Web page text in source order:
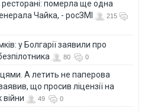
померла ще одна
Чайка, - росЗМІ
215
у Болгарії заявили про
80 0
А летить не паперова
що просив ліцензії на
49 0